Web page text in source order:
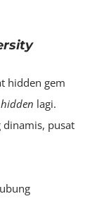
hidden gem
hidden lagi.
dinamis, pusat